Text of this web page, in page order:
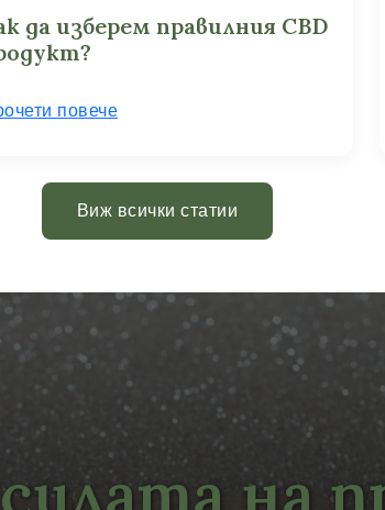
да изберем правилния CBD
повече
Виж всички статии
на